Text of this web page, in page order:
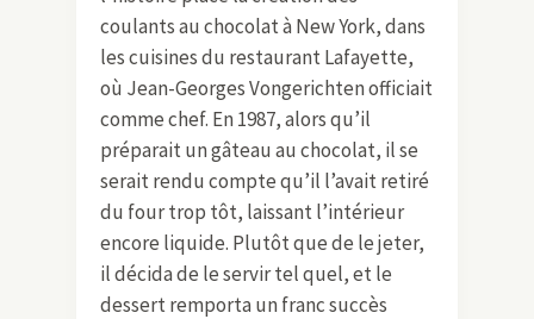
coulants au chocolat à New York, dans
les cuisines du restaurant Lafayette,
où Jean-Georges Vongerichten officiait
comme chef. En 1987, alors qu’il
préparait un gâteau au chocolat, il se
serait rendu compte qu’il l’avait retiré
du four trop tôt, laissant l’intérieur
encore liquide. Plutôt que de le jeter,
il décida de le servir tel quel, et le
dessert remporta un franc succès